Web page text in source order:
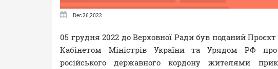
Dec 26,2022
05 грудня 2022 до Верховної Ради був поданий
Кабінетом Міністрів України та Урядом РФ
російського державного кордону жителями